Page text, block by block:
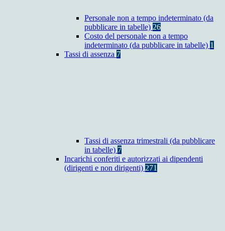
Personale non a tempo indeterminato (da
pubblicare in tabelle) 26
Costo del personale non a tempo
indeterminato (da pubblicare in tabelle) 1
Tassi di assenza 7
Tassi di assenza trimestrali (da pubblicare
in tabelle) 7
Incarichi conferiti e autorizzati ai dipendenti
(dirigenti e non dirigenti) 271